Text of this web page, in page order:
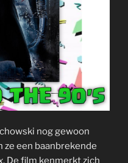
nog gewoon
ze een baanbrekende
. De film kenmerkt zich